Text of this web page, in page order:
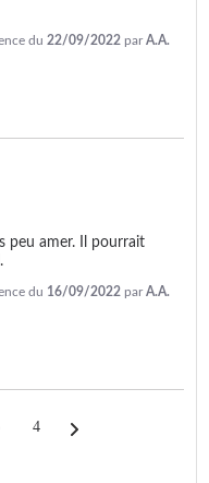
du 22/09/2022 parA.A.
peu amer. Il pourrait
du 16/09/2022 parA.A.
4